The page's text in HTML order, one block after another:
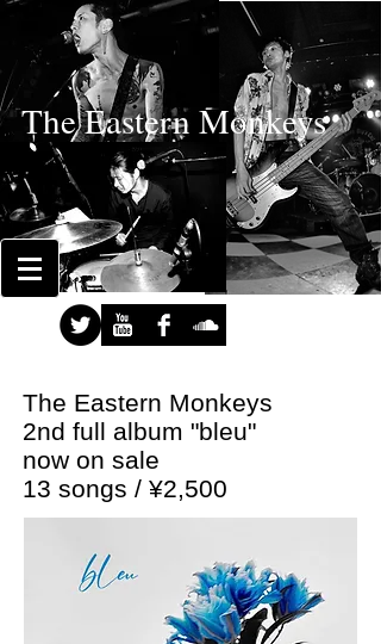
The Eastern Monkeys
The Eastern Monkeys
2nd full album "bleu"
now on sale
13 songs / ¥2,500